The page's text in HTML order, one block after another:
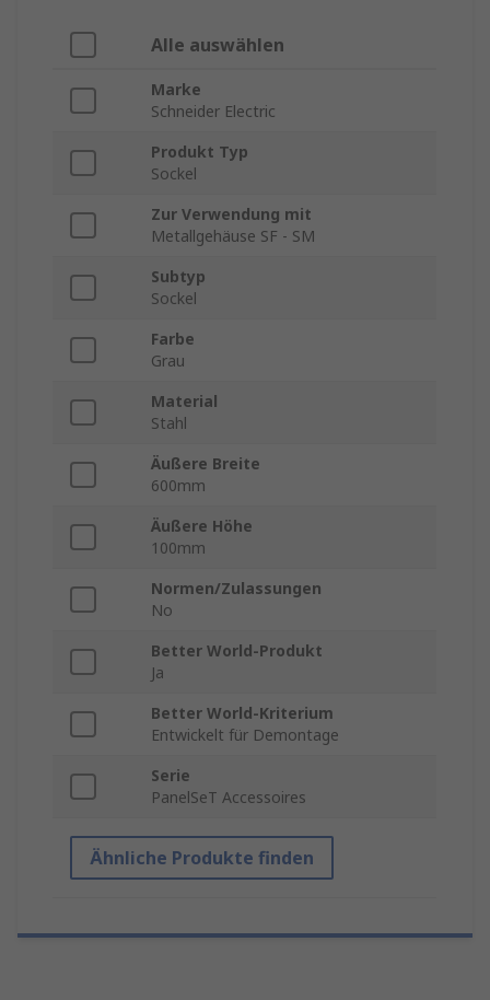
Alle auswählen
Marke
Schneider Electric
Produkt Typ
Sockel
Zur Verwendung mit
Metallgehäuse SF - SM
Subtyp
Sockel
Farbe
Grau
Material
Stahl
Äußere Breite
600mm
Äußere Höhe
100mm
Normen/Zulassungen
No
Better World-Produkt
Ja
Better World-Kriterium
Entwickelt für Demontage
Serie
PanelSeT Accessoires
Ähnliche Produkte finden